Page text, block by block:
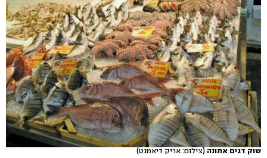
שוק דגים אתונה (צילום: אריק דיאמנט)